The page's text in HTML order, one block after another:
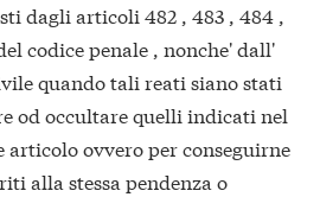
dagli articoli 482 , 483 , 484 ,
codice penale , nonche' dall'
quando tali reati siano stati
od occultare quelli indicati nel
articolo ovvero per conseguirne
alla stessa pendenza o